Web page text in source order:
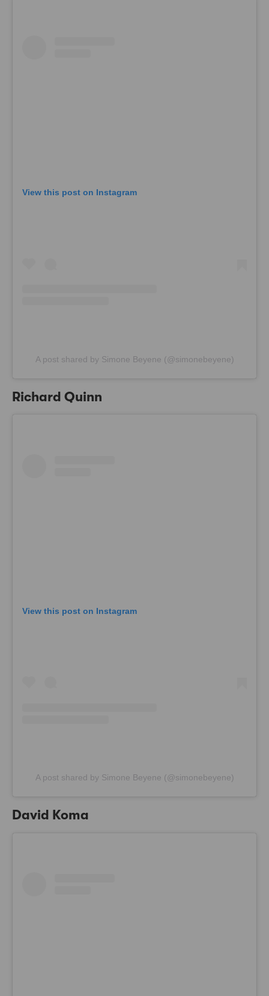
View this post on Instagram
A post shared by Simone Beyene (@simonebeyene)
Richard Quinn
View this post on Instagram
A post shared by Simone Beyene (@simonebeyene)
David Koma